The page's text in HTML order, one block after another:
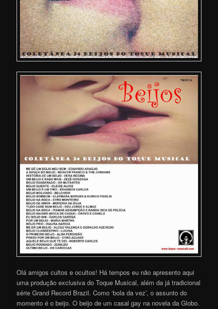
Olá amigos cultos e ocultos! Há tempos eu não apresento aqui
uma produção exclusiva do Toque Musical, além da já tradicional
série Grand Record Brazil. Como ‘bola da vez’, o assunto do
momento é o beijo. O beijo de um casal gay na novela da Globo.